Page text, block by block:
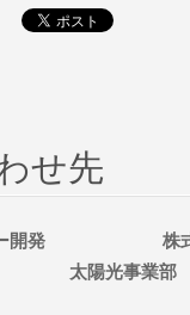
せ先
ギー開発 株式
陽光
業 熱プ